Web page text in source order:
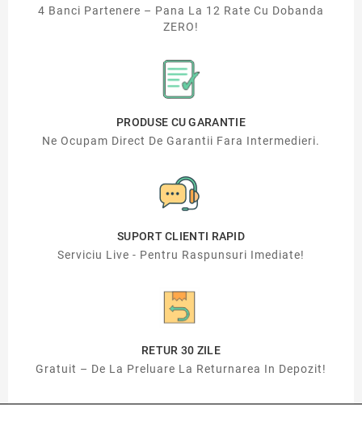
4 Banci Partenere – Pana La 12 Rate Cu Dobanda
ZERO!
PRODUSE CU GARANTIE
Ne Ocupam Direct De Garantii Fara Intermedieri.
SUPORT CLIENTI RAPID
Serviciu Live - Pentru Raspunsuri Imediate!
RETUR 30 ZILE
Gratuit – De La Preluare La Returnarea In Depozit!